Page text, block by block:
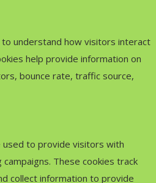
to understand how visitors interact
help provide information on
bounce rate, traffic source,
to provide visitors with
These cookies track
collect information to provide